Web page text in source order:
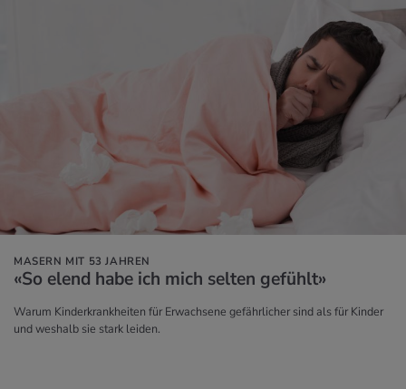
MASERN MIT 53 JAHREN
«So elend habe ich mich sel­ten ge­fühlt»
Warum Kinderkrankheiten für Erwachsene gefährlicher sind als für Kinder
und weshalb sie stark leiden.